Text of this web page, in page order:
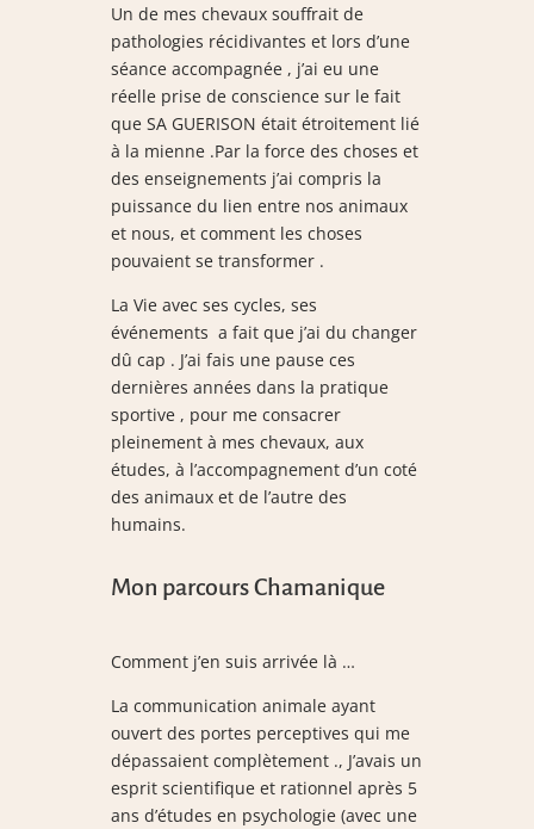
Un de mes chevaux souffrait de
pathologies récidivantes et lors d’une
séance accompagnée , j’ai eu une
réelle prise de conscience sur le fait
que SA GUERISON était étroitement lié
à la mienne .Par la force des choses et
des enseignements j’ai compris la
puissance du lien entre nos animaux
et nous, et comment les choses
pouvaient se transformer .
La Vie avec ses cycles, ses
événements a fait que j’ai du changer
dû cap . J’ai fais une pause ces
dernières années dans la pratique
sportive , pour me consacrer
pleinement à mes chevaux, aux
études, à l’accompagnement d’un coté
des animaux et de l’autre des
humains.
Mon parcours Chamanique
Comment j’en suis arrivée là …
La communication animale ayant
ouvert des portes perceptives qui me
dépassaient complètement ., J’avais un
esprit scientifique et rationnel après 5
ans d’études en psychologie (avec une